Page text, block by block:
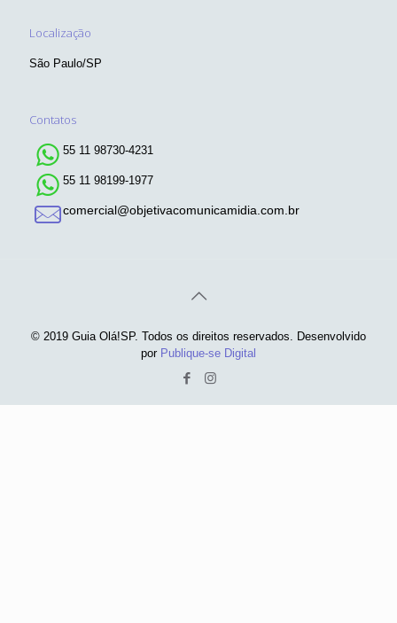
Localização
São Paulo/SP
Contatos
55 11 98730-4231
55 11 98199-1977
comercial@objetivacomunicamidia.com.br
© 2019 Guia Olá!SP. Todos os direitos reservados. Desenvolvido
por Publique-se Digital